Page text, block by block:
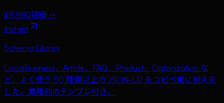
¥9,980詳細 →
Instant
Schema Library
LocalBusiness、Article、FAQ、Product、Organization な
ど、よく使う 50 種類以上の JSON-LD をコピペ用に揃えま
した。業種別のテンプレ付き。